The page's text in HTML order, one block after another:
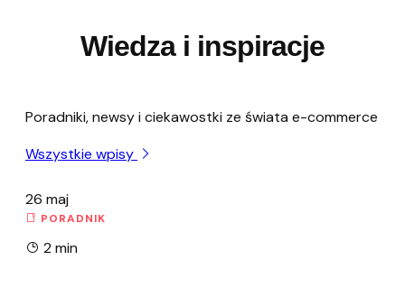
Wiedza i inspiracje
Poradniki, newsy i ciekawostki ze świata e-commerce
Wszystkie wpisy
26 maj
PORADNIK
2 min